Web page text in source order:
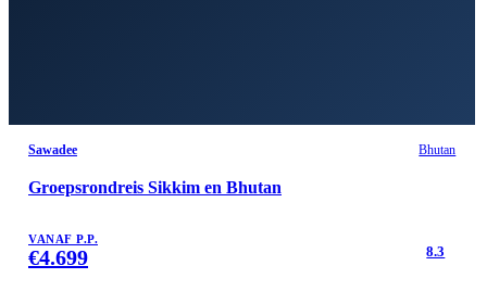
Sawadee Bhutan
Groepsrondreis Sikkim en Bhutan
VANAF P.P.
€4.699 8.3